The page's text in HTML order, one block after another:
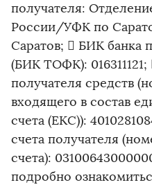
получателя:
России/УФК по
Саратов;  БИК банка
(БИК ТОФК):
получателя средств
входящего в состав
счета (ЕКС)):
счета получателя
счета):
подробно